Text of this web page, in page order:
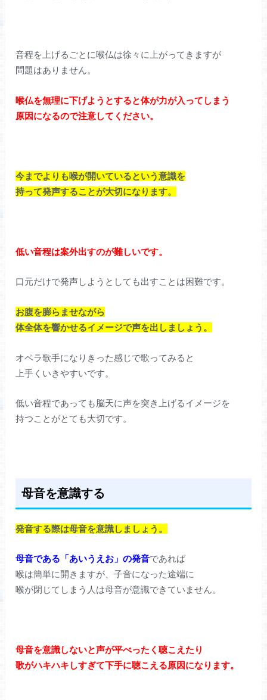
音程を上げるごとに喉仏は徐々に上がってきますが
問題はありません。
喉仏を無理に下げようとすると体が力が入ってしまう
原因になるので注意してください。
今までよりも喉が開いているという意識を
持って発声することが大切になります。
低い音程は案外出すのが難しいです。
口元だけで発声しようとしても出すことは困難です。
お腹を膨らませながら
体全体を響かせるイメージで声を出しましょう。
オペラ歌手になりきった感じで歌ってみると
上手くいきやすいです。
低い音程であっても脳天に声を突き上げるイメージを
持つことがとても大切です。
母音を意識する
発音する際は母音を意識しましょう。
母音である「あいうえお」の発音であれば
喉は簡単に開きますが、子音になった途端に
喉が閉じてしまう人は母音が意識できていません。
母音を意識しないと声が平べったく聴こえたり
歌がハキハキしすぎて下手に聴こえる原因になります。